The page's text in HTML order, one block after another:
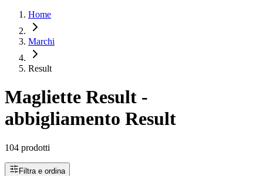
Home
Marchi
Result
Magliette Result -
abbigliamento Result
104 prodotti
Filtra e ordina